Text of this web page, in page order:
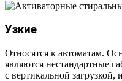
Узкие
Относятся к автоматам.
являются нестандартные
с вертикальной загрузкой,